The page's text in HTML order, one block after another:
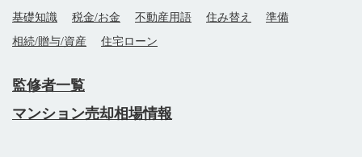
基礎知識
税金/お金 不動産用語 住み替え
準備
相続/贈与/資産
住宅ローン
監修者一覧
マンション売却相場情報